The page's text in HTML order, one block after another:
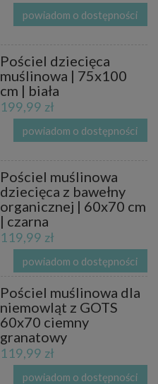
powiadom o dostępności
Pościel dziecięca
muślinowa | 75x100
cm | biała
199,99 zł
powiadom o dostępności
Pościel muślinowa
dziecięca z bawełny
organicznej | 60x70 cm
| czarna
119,99 zł
powiadom o dostępności
Pościel muślinowa dla
niemowląt z GOTS
60x70 ciemny
granatowy
119,99 zł
powiadom o dostępności